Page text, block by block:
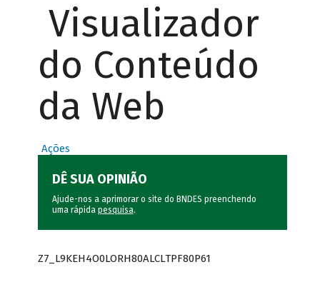
Visualizador
do Conteúdo
da Web
Ações
DÊ SUA OPINIÃO
Ajude-nos a aprimorar o site do BNDES preenchendo
uma rápida pesquisa.
Z7_L9KEH4O0LORH80ALCLTPF80P61